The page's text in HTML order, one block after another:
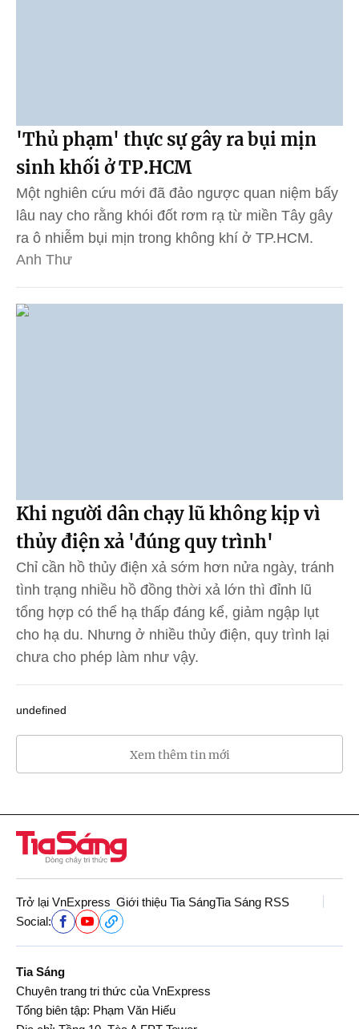
'Thủ phạm' thực sự gây ra bụi mịn
sinh khối ở TP.HCM
Một nghiên cứu mới đã đảo ngược quan niệm bấy
lâu nay cho rằng khói đốt rơm rạ từ miền Tây gây
ra ô nhiễm bụi mịn trong không khí ở TP.HCM.
Anh Thư
Khi người dân chạy lũ không kịp vì
thủy điện xả 'đúng quy trình'
Chỉ cần hồ thủy điện xả sớm hơn nửa ngày, tránh
tình trạng nhiều hồ đồng thời xả lớn thì đỉnh lũ
tổng hợp có thể hạ thấp đáng kể, giảm ngập lụt
cho hạ du. Nhưng ở nhiều thủy điện, quy trình lại
chưa cho phép làm như vậy.
undefined
Xem thêm tin mới
Trở lại VnExpress Giới thiệu Tia SángTia Sáng RSS
Social:
Tia Sáng
Chuyên trang tri thức của VnExpress
Tổng biên tập: Phạm Văn Hiếu